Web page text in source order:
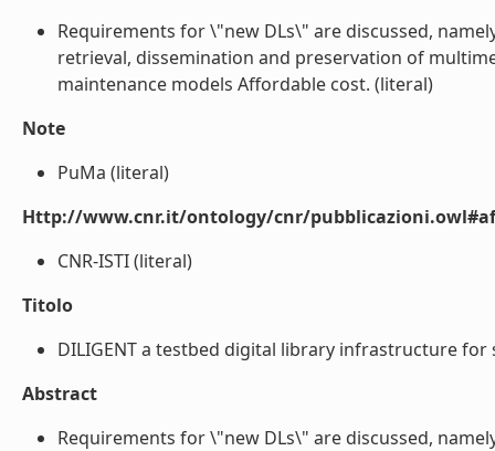
Requirements for \"new DLs\" are discussed,
retrieval, dissemination and preservation of
maintenance models Affordable cost. (literal)
Note
PuMa (literal)
Http://www.cnr.it/ontology/cnr/
CNR-ISTI (literal)
Titolo
DILIGENT a testbed digital library infrastructure
Abstract
Requirements for \"new DLs\" are discussed,